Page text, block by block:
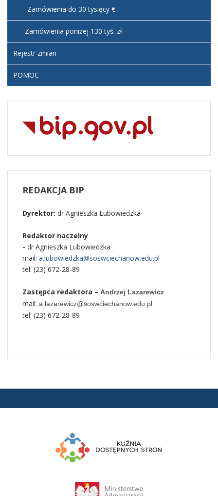
----- Zamówienia do 30 tysięcy €
---- Zamówienia poniżej 130 tyś. zł
Rejestr zmian
POMOC
REDAKCJABIP
Dyrektor: dr Agnieszka Lubowiedzka
Redaktor naczelny
- dr Agnieszka Lubowiedzka
mail: a.lubowiedzka@soswciechanow.edu.pl
tel: (23) 672-28-89
Zastępca redaktora – Andrzej Lazarewicz
mail: a.lazarewicz@soswciechanow.edu.pl
tel: (23) 672-28-89